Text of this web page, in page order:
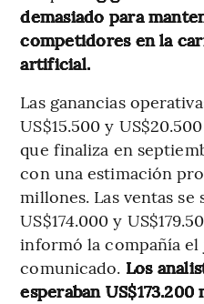
demasiado para
competidores en la
artificial.
Las ganancias
US$15.500 y
que finaliza en
con una estimación
millones. Las ventas
US$174.000 y
informó la compañía el
comunicado. Los
esperaban US$173.200